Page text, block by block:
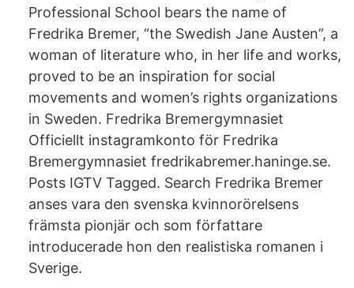
Professional School bears the name of
Fredrika Bremer, “the Swedish Jane Austen”, a
woman of literature who, in her life and works,
proved to be an inspiration for social
movements and women’s rights organizations
in Sweden. Fredrika Bremergymnasiet
Officiellt instagramkonto för Fredrika
Bremergymnasiet fredrikabremer.haninge.se.
Posts IGTV Tagged. Search Fredrika Bremer
anses vara den svenska kvinnorörelsens
främsta pionjär och som författare
introducerade hon den realistiska romanen i
Sverige.